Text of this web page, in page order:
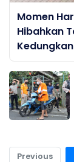
Momen
Hibahkan
Previous